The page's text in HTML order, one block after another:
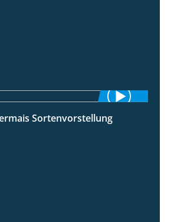
4:26
Sortenvorstellung